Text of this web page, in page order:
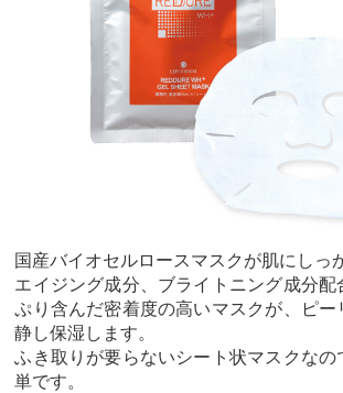
国産バイオセルロースマスクが肌にしっ
エイジング成分、ブライトニング成分配
ぷり含んだ密着度の高いマスクが、ピー
静し保湿します。
ふき取りが要らないシート状マスクなの
単です。